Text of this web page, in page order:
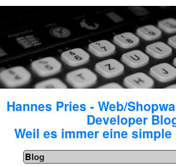
Hannes Pries - Web/
Developer
Weil es immer eine
Blog